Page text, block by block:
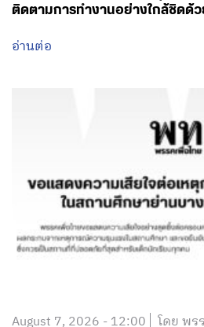
ติดตามการทำงานอย่างใกล้ชิดด้ว
อ่านต่อ
August 7, 2026 - 12:00 โดย พร